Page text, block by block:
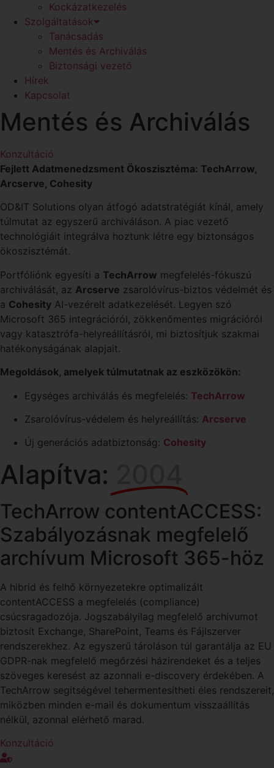
Kockázatkezelés
Szolgáltatások
Tanácsadás
Mentés és Archiválás
Biztonsági vezető
Hírek
Kapcsolat
Mentés és Archiválás
Konzultáció
Fejlett Adatmenedzsment Ökoszisztéma: TechArrow,
Arcserve, Cohesity
OD&IT Solutions olyan átfogó adatstratégiát kínál, amely
túlmutat az egyszerű archiváláson. A piac vezető
technológiáit integrálva hoztunk létre egy biztonságos
ökoszisztémát.
Portfóliónk egyesíti a TechArrow megfelelés-fókuszú
archiválását, az Arcserve zsarolóvírus-biztos védelmét és
a Cohesity AI-vezérelt adatkezelését. Legyen szó
Microsoft 365 integrációról, zökkenőmentes migrációról
vagy katasztrófa-helyreállításról, mi biztosítjuk szakmai
hatékonyságának alapjait.
Megoldások, amelyek túlmutatnak az eszközökön:
Egységes archiválás és megfelelés: TechArrow
Zsarolóvírus-védelem és helyreállítás: Arcserve
Új generációs adatbiztonság: Cohesity
Alapítva:
TechArrow contentACCESS:
Szabályozásnak megfelelő
archívum Microsoft 365-höz
A hibrid és felhő környezetekre optimalizált
contentACCESS a megfelelés (compliance)
csúcsragadozója. Jogszabályilag megfelelő archívumot
biztosít Exchange, SharePoint, Teams és Fájlszerver
rendszerekhez. Az egyszerű tároláson túl garantálja az EU
GDPR-nak megfelelő megőrzési házirendeket és a teljes
szöveges keresést az azonnali e-discovery érdekében. A
TechArrow segítségével tehermentesítheti éles rendszereit,
miközben minden e-mail és dokumentum visszaállítás
nélkül, azonnal elérhető marad.
Konzultáció